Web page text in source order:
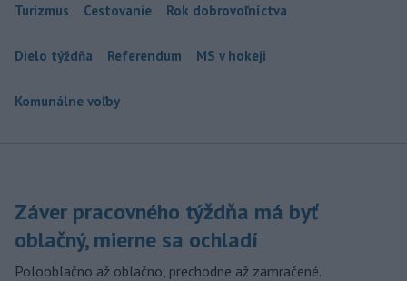
Turizmus Cestovanie Rok dobrovoľníctva
Dielo týždňa Referendum MS v hokeji
Komunálne voľby
Záver pracovného týždňa má byť
oblačný, mierne sa ochladí
Polooblačno až oblačno, prechodne až zamračené.